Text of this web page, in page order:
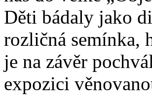
Děti bádaly jako
rozličná
je na závěr
expozici